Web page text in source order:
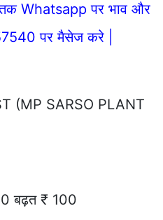
Whatsapp पर भाव और
पर मैसेज करे |
(MP SARSO PLANT
बढ़त ₹ 100